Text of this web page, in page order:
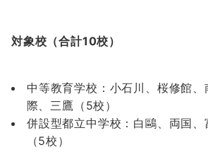
対象校（合計10校）
中等教育学校：小石川、桜修館
際、三鷹（5校）
併設型都立中学校：白鷗、両国
（5校）